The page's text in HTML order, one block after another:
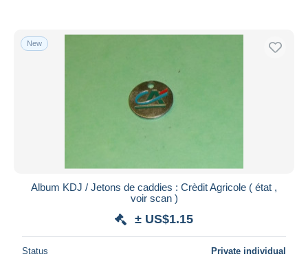
New
Album KDJ / Jetons de caddies : Crèdit Agricole ( état ,
voir scan )
± US$1.15
Status Private individual